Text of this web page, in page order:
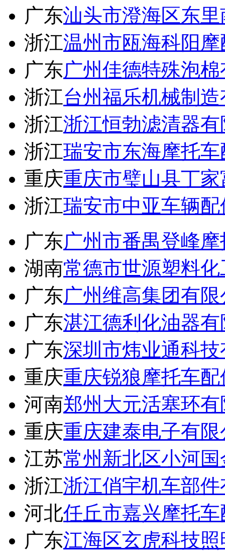
广东汕头市澄海区东
浙江温州市瓯海科阳摩
广东广州佳德特殊泡
浙江台州福乐机械制
浙江浙江恒勃滤清器
浙江瑞安市东海摩托
重庆重庆市璧山县丁
浙江瑞安市中亚车辆
广东广州市番禺登峰
湖南常德市世源塑料
广东广州维高集团有
广东湛江德利化油器
广东深圳市炜业通科
重庆重庆锐狼摩托车
河南郑州大元活塞环
重庆重庆建泰电子有限
江苏常州新北区小河
浙江浙江俏宇机车部
河北任丘市嘉兴摩托
广东江海区玄虎科技照